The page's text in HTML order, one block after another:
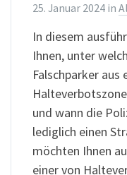
25. Januar 2024 in
In diesem
Ihnen, unter
Falschparker
und wann die
lediglich einen
möchten Ihnen
einer von